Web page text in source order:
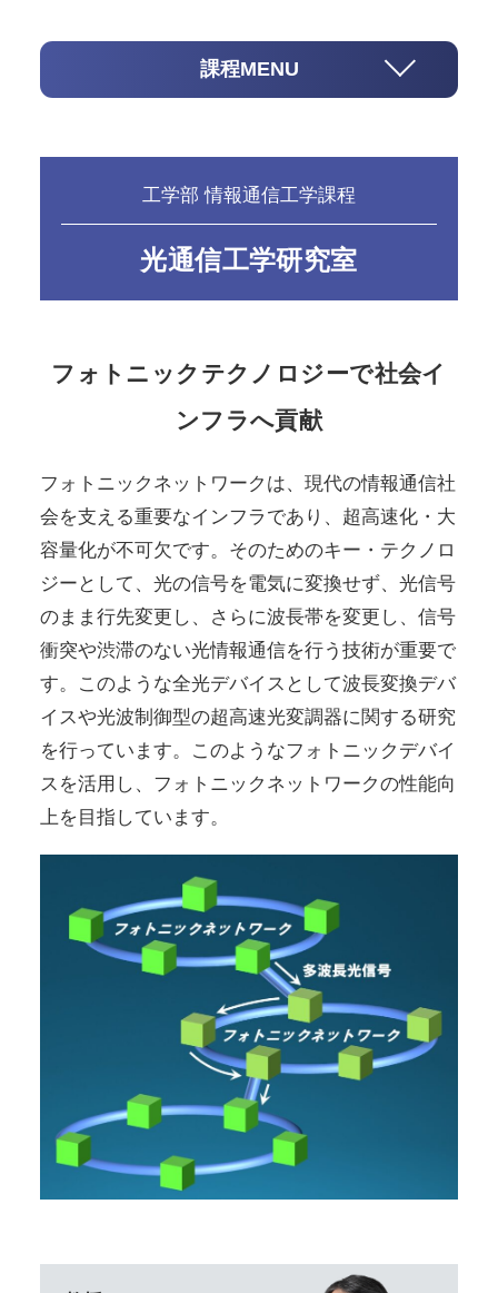
課程MENU
工学部 情報通信工学課程
光通信工学研究室
フォトニックテクノロジーで社会イ
ンフラへ貢献
フォトニックネットワークは、現代の情報通信社
会を支える重要なインフラであり、超高速化・大
容量化が不可欠です。そのためのキー・テクノロ
ジーとして、光の信号を電気に変換せず、光信号
のまま行先変更し、さらに波長帯を変更し、信号
衝突や渋滞のない光情報通信を行う技術が重要で
す。このような全光デバイスとして波長変換デバ
イスや光波制御型の超高速光変調器に関する研究
を行っています。このようなフォトニックデバイ
スを活用し、フォトニックネットワークの性能向
上を目指しています。